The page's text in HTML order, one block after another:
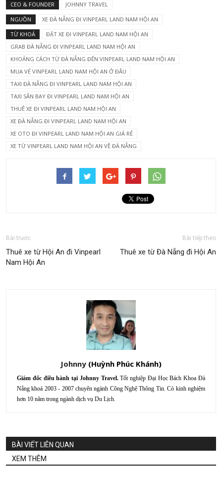
CEO & FOUNDER
JOHNNY TRAVEL
NGUỒN
XE ĐÀ NẴNG ĐI VINPEARL LAND NAM HỘI AN
TỪ KHOÁ
ĐẶT XE ĐI VINPEARL LAND NAM HỘI AN
GRAB ĐÀ NẴNG ĐI VINPEARL LAND NAM HỘI AN
KHOẢNG CÁCH TỪ ĐÀ NẴNG ĐẾN VINPEARL LAND NAM HỘI AN
MUA VÉ VINPEARL LAND NAM HỘI AN Ở ĐÂU
TAXI ĐÀ NẴNG ĐI VINPEARL LAND NAM HỘI AN
TAXI SÂN BAY ĐI VINPEARL LAND NAM HỘI AN
THUÊ XE ĐI VINPEARL LAND NAM HỘI AN
XE ĐÀ NẴNG ĐI VINPEARL LAND NAM HỘI AN
XE OTO ĐI VINPEARL LAND NAM HỘI AN GIÁ RẺ
XE TỪ VINPEARL LAND NAM HỘI AN VỀ ĐÀ NẴNG
Bài trước
Thuê xe từ Hội An đi Vinpearl
Nam Hội An
Bài tiếp theo
Thuê xe từ Đà Nẵng đi Hội An
Johnny
Giám đốc điều hành tại Johnny Travel.Tốt nghiệp Đại Học Bách Khoa Đà
Nẵng khoá 2003 - 2007 chuyên ngành Công Nghệ Thông Tin. Có kinh nghiệm
hơn 10 năm trong ngành dịch vụ Du Lịch.
BÀI VIẾT LIÊN QUAN
XEM THÊM